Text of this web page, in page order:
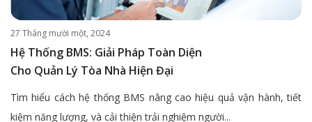
27 Tháng mười một, 2024
Hệ Thống BMS: Giải Pháp Toàn Diện
Cho Quản Lý Tòa Nhà Hiện Đại
Tìm hiểu cách hệ thống BMS nâng cao hiệu quả vận hành, tiết
kiệm năng lượng, và cải thiện trải nghiệm người...